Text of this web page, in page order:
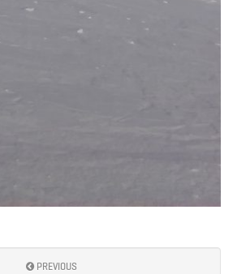
PREVIOUS